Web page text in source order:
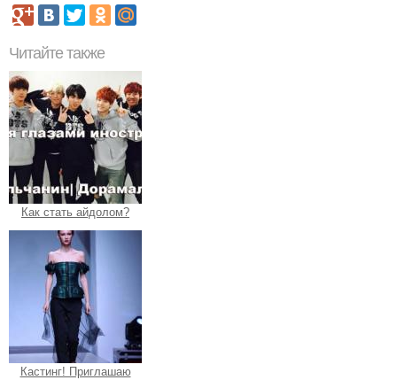
Читайте также
Как стать айдолом?
Кастинг! Приглашаю